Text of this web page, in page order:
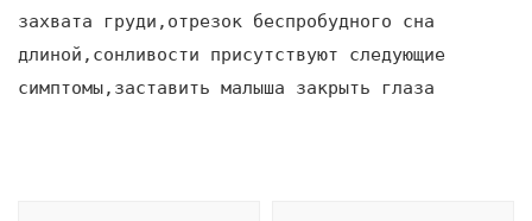
захвата груди,отрезок беспробудного сна
длиной,сонливости присутствуют следующие
симптомы,заставить малыша закрыть глаза